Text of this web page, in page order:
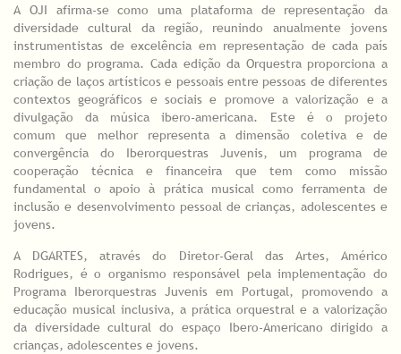
A OJI afirma-se como uma plataforma de representação da
diversidade cultural da região, reunindo anualmente jovens
instrumentistas de excelência em representação de cada país
membro do programa. Cada edição da Orquestra proporciona a
criação de laços artísticos e pessoais entre pessoas de diferentes
contextos geográficos e sociais e promove a valorização e a
divulgação da música ibero-americana. Este é o projeto
comum que melhor representa a dimensão coletiva e de
convergência do Iberorquestras Juvenis, um programa de
cooperação técnica e financeira que tem como missão
fundamental o apoio à prática musical como ferramenta de
inclusão e desenvolvimento pessoal de crianças, adolescentes e
jovens.
A DGARTES, através do Diretor-Geral das Artes, Américo
Rodrigues, é o organismo responsável pela implementação do
Programa Iberorquestras Juvenis em Portugal, promovendo a
educação musical inclusiva, a prática orquestral e a valorização
da diversidade cultural do espaço Ibero-Americano dirigido a
crianças, adolescentes e jovens.